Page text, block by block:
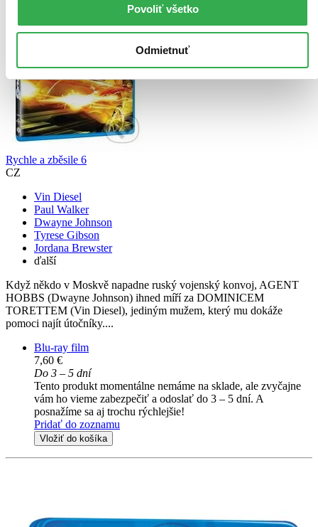
Povoliť všetko
Odmietnuť
Rychle a zběsile 6
CZ
Vin Diesel
Paul Walker
Dwayne Johnson
Tyrese Gibson
Jordana Brewster
ďalší
Když někdo v Moskvě napadne ruský vojenský konvoj, AGENT
HOBBS (Dwayne Johnson) ihned míří za DOMINICEM
TORETTEM (Vin Diesel), jediným mužem, který mu dokáže
pomoci najít útočníky....
Blu-ray film
7,60 €
Do 3 – 5 dní
Tento produkt momentálne nemáme na sklade, ale zvyčajne
vám ho vieme zabezpečiť a odoslať do 3 – 5 dní. A
posnažíme sa aj trochu rýchlejšie!
Pridať do zoznamu
Vložiť do košíka